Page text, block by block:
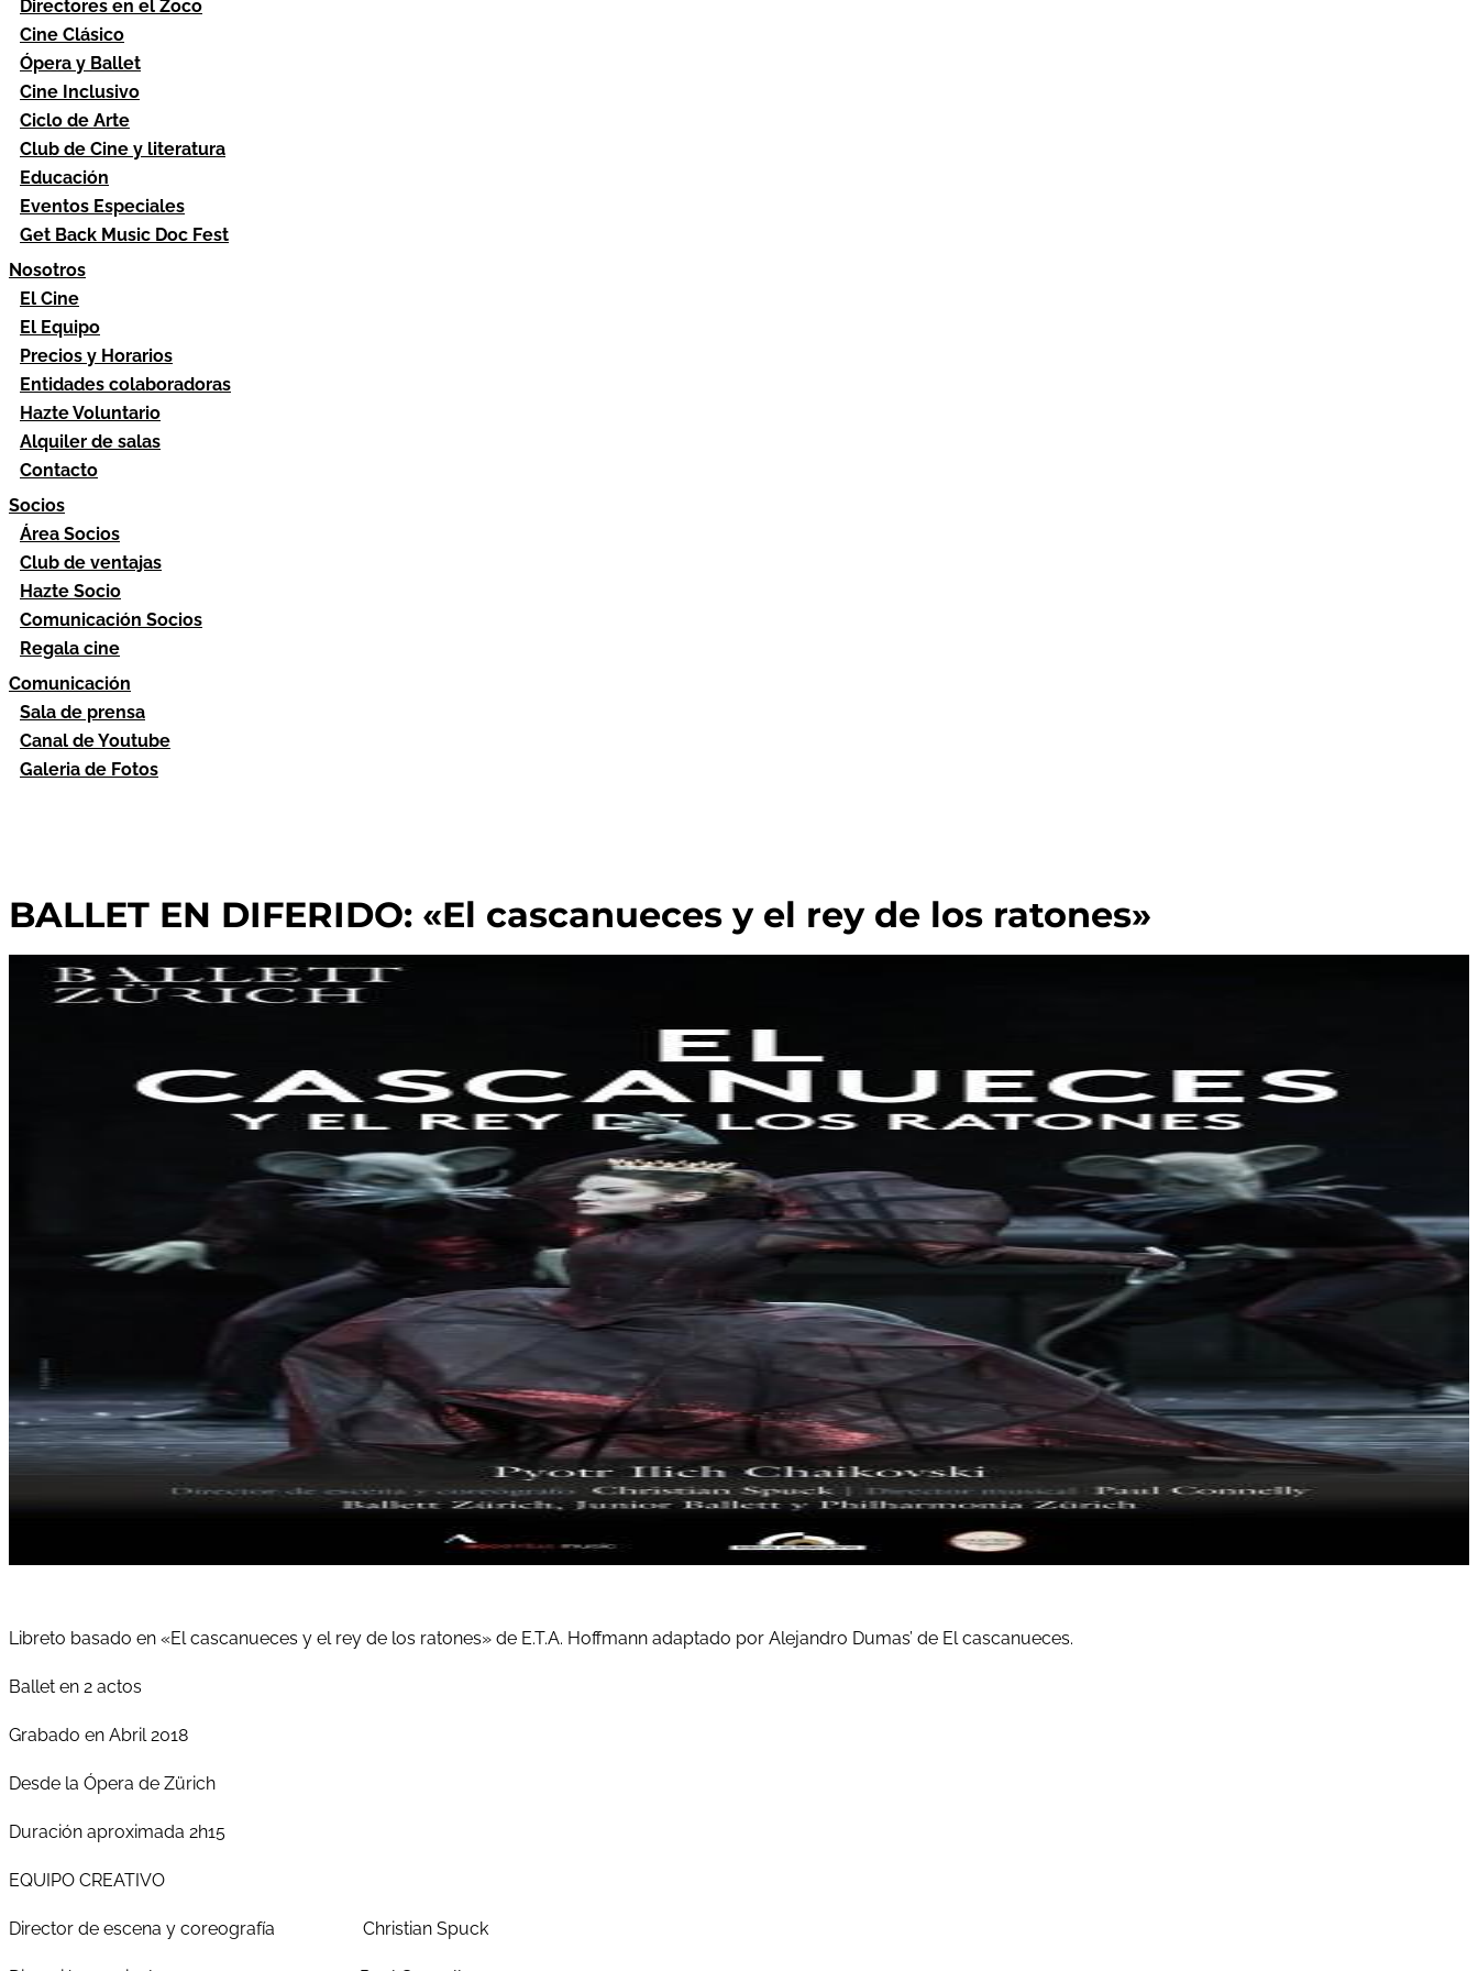
Directores en el Zoco
Cine Clásico
Ópera y Ballet
Cine Inclusivo
Ciclo de Arte
Club de Cine y literatura
Educación
Eventos Especiales
Get Back Music Doc Fest
Nosotros
El Cine
El Equipo
Precios y Horarios
Entidades colaboradoras
Hazte Voluntario
Alquiler de salas
Contacto
Socios
Área Socios
Club de ventajas
Hazte Socio
Comunicación Socios
Regala cine
Comunicación
Sala de prensa
Canal de Youtube
Galeria de Fotos
BALLET EN DIFERIDO: «El cascanueces y el rey de los ratones»
Libreto basado en «El cascanueces y el rey de los ratones» de E.T.A. Hoffmann adaptado por Alejandro Dumas’ de El cascanueces.
Ballet en 2 actos
Grabado en Abril 2018
Desde la Ópera de Zürich
Duración aproximada 2h15
EQUIPO CREATIVO
Director de escena y coreografía Christian Spuck